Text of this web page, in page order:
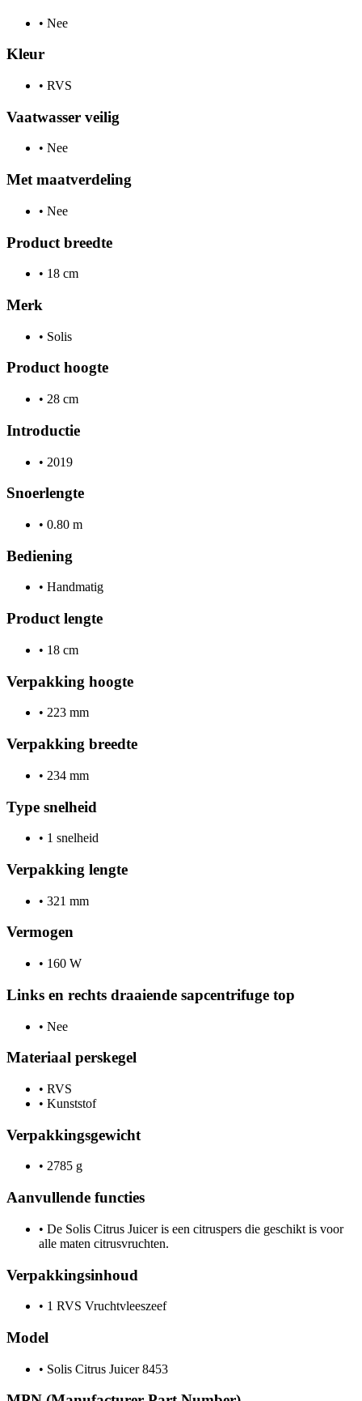
• Nee
Kleur
• RVS
Vaatwasser veilig
• Nee
Met maatverdeling
• Nee
Product breedte
• 18 cm
Merk
• Solis
Product hoogte
• 28 cm
Introductie
• 2019
Snoerlengte
• 0.80 m
Bediening
• Handmatig
Product lengte
• 18 cm
Verpakking hoogte
• 223 mm
Verpakking breedte
• 234 mm
Type snelheid
• 1 snelheid
Verpakking lengte
• 321 mm
Vermogen
• 160 W
Links en rechts draaiende sapcentrifuge top
• Nee
Materiaal perskegel
• RVS
• Kunststof
Verpakkingsgewicht
• 2785 g
Aanvullende functies
• De Solis Citrus Juicer is een citruspers die geschikt is voor
alle maten citrusvruchten.
Verpakkingsinhoud
• 1 RVS Vruchtvleeszeef
Model
• Solis Citrus Juicer 8453